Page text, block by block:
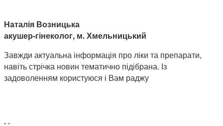
Наталія Возницька
акушер-гінеколог, м. Хмельницький
Завжди актуальна інформація про ліки та препарати,
навіть стрічка новин тематично підібрана. Із
задоволенням користуюся і Вам раджу